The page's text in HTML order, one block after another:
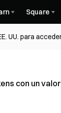
Square
UU. para
con un